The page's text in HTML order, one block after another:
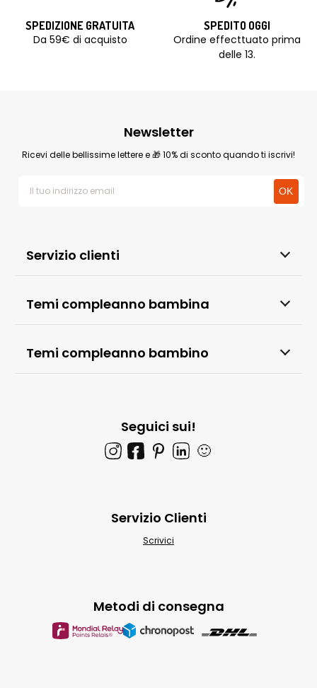
SPEDIZIONE GRATUITA
Da 59€ di acquisto
SPEDITO OGGI
Ordine effecttuato prima
delle 13.
Servizio clienti
Temi compleanno bambina
Temi compleanno bambino
Newsletter
Ricevi delle bellissime lettere e 🎁 10% di sconto quando ti iscrivi!
Seguici sui!
🙂
Metodi di consegna
Servizio Clienti
Scrivici